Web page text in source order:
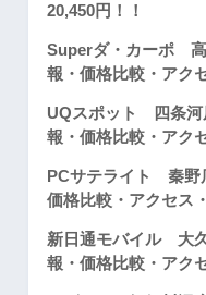
20,450円！！
Superダ・カーポ
報・価格比較・アク
UQスポット 四条河
報・価格比較・アク
PCサテライト 秦野
価格比較・アクセス
新日通モバイル 大
報・価格比較・アク